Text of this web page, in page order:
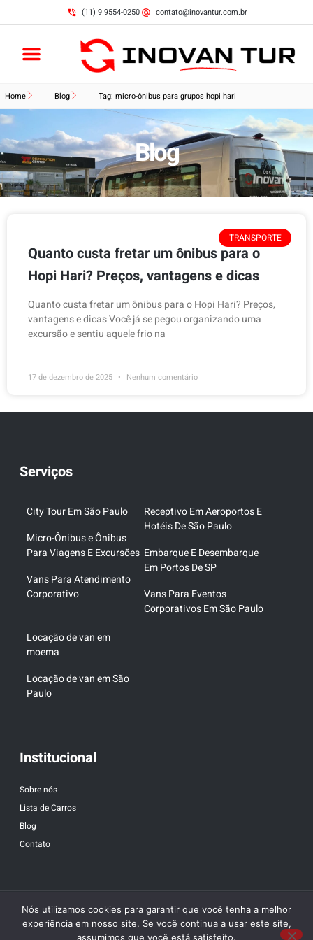
(11) 9 9554-0250 contato@inovantur.com.br
Home Blog Tag: micro-ônibus para grupos hopi hari
Blog
TRANSPORTE
Quanto custa fretar um ônibus para o
Hopi Hari? Preços, vantagens e dicas
Quanto custa fretar um ônibus para o Hopi Hari? Preços,
vantagens e dicas Você já se pegou organizando uma
excursão e sentiu aquele frio na
17 de dezembro de 2025 Nenhum comentário
Serviços
City Tour Em São Paulo
Micro-Ônibus e Ônibus
Para Viagens E Excursões
Vans Para Atendimento
Corporativo
Receptivo Em Aeroportos E
Hotéis De São Paulo
Embarque E Desembarque
Em Portos De SP
Vans Para Eventos
Corporativos Em São Paulo
Locação de van em
moema
Locação de van em São
Paulo
Institucional
Sobre nós
Lista de Carros
Blog
Contato
Nós utilizamos cookies para garantir que você tenha a melhor
experiência em nosso site. Se você continua a usar este site,
assumimos que você está satisfeito.